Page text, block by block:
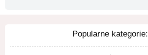
Popularne kategorie: